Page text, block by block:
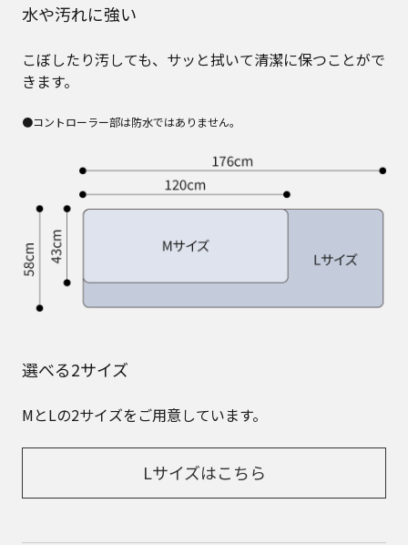
水や汚れに強い
こぼしたり汚しても、サッと拭いて清潔に保つことがで
きます。
●コントローラー部は防水ではありません。
選べる2サイズ
MとLの2サイズをご用意しています。
Lサイズはこちら